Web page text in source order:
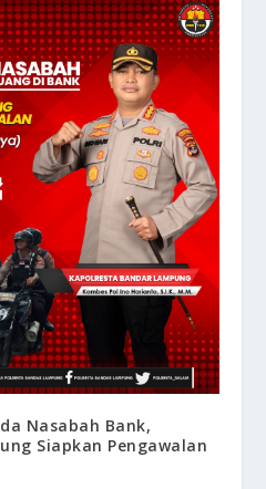
Nasabah Bank,
Siapkan Pengawalan